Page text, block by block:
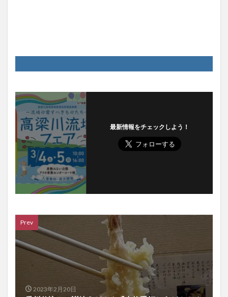
最新情報をチェックしよう！
Prev
2023年2月20日